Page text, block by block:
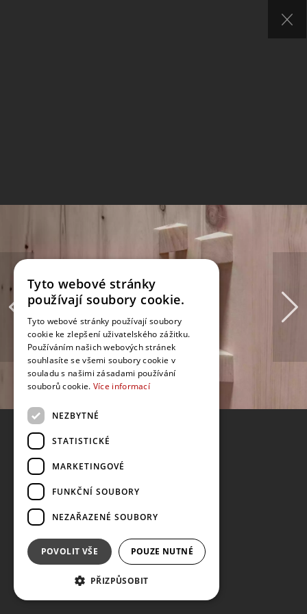
Tyto webové stránky
používají soubory cookie.
Tyto webové stránky používají soubory
cookie ke zlepšení uživatelského zážitku.
Používáním našich webových stránek
souhlasíte se všemi soubory cookie v
souladu s našimi zásadami používání
souborů cookie. Více informací
NEZBYTNÉ
STATISTICKÉ
MARKETINGOVÉ
FUNKČNÍ SOUBORY
NEZAŘAZENÉ SOUBORY
POVOLIT VŠE POUZE NUTNÉ
PŘIZPŮSOBIT